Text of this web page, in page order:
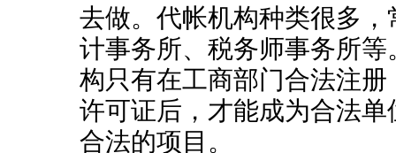
去做。代帐机构种类很多
计事务所、税务师事务所
构只有在工商部门合法注
许可证后，才能成为合法
合法的项目。